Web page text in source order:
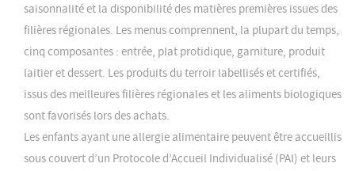
saisonnalité et la disponibilité des matières premières issues des
filières régionales. Les menus comprennent, la plupart du temps,
cinq composantes : entrée, plat protidique, garniture, produit
laitier et dessert. Les produits du terroir labellisés et certifiés,
issus des meilleures filières régionales et les aliments biologiques
sont favorisés lors des achats.
Les enfants ayant une allergie alimentaire peuvent être accueillis
sous couvert d’un Protocole d’Accueil Individualisé (PAI) et leurs